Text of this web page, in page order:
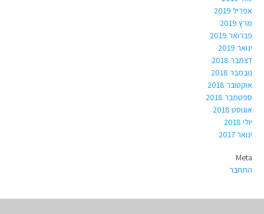
אפריל 2019
מרץ 2019
פברואר 2019
ינואר 2019
דצמבר 2018
נובמבר 2018
אוקטובר 2018
ספטמבר 2018
אוגוסט 2018
יולי 2018
ינואר 2017
Meta
התחבר